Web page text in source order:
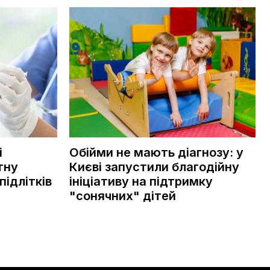
Обійми не мають діагнозу: у
Києві запустили благодійну
ініціативу на підтримку
"сонячних" дітей